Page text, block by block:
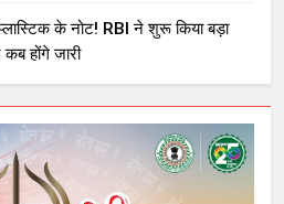
के नोट! RBI ने शुरू किया बड़ा
होंगे जारी